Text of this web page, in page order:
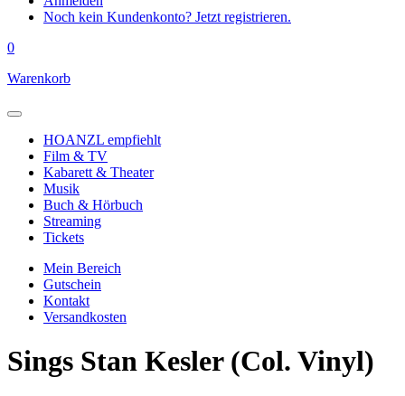
Noch kein Kundenkonto? Jetzt registrieren.
0
Warenkorb
HOANZL empfiehlt
Film & TV
Kabarett & Theater
Musik
Buch & Hörbuch
Streaming
Tickets
Mein Bereich
Gutschein
Kontakt
Versandkosten
Sings Stan Kesler (Col. Vinyl)